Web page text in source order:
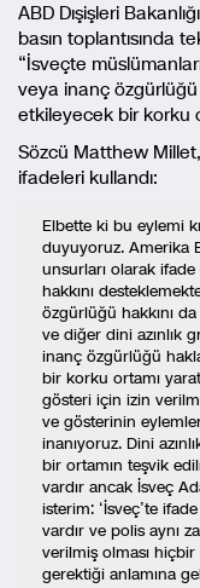
ABD Dışişleri
basın toplantısında
“İsveçte
veya inanç özgürlüğü
etkileyecek bir korku
Sözcü Matthew
ifadeleri kullandı:
Elbette ki bu eylemi
duyuyoruz. Amerika
unsurları olarak
hakkını
özgürlüğü hakkını
ve diğer dini azınlık
inanç özgürlüğü
bir korku ortamı
gösteri için izin
ve gösterinin
inanıyoruz. Dini
bir ortamın teşvik
vardır ancak İsveç
isterim: ‘İsveç’te
vardır ve polis aynı
verilmiş olması
gerektiği anlamına